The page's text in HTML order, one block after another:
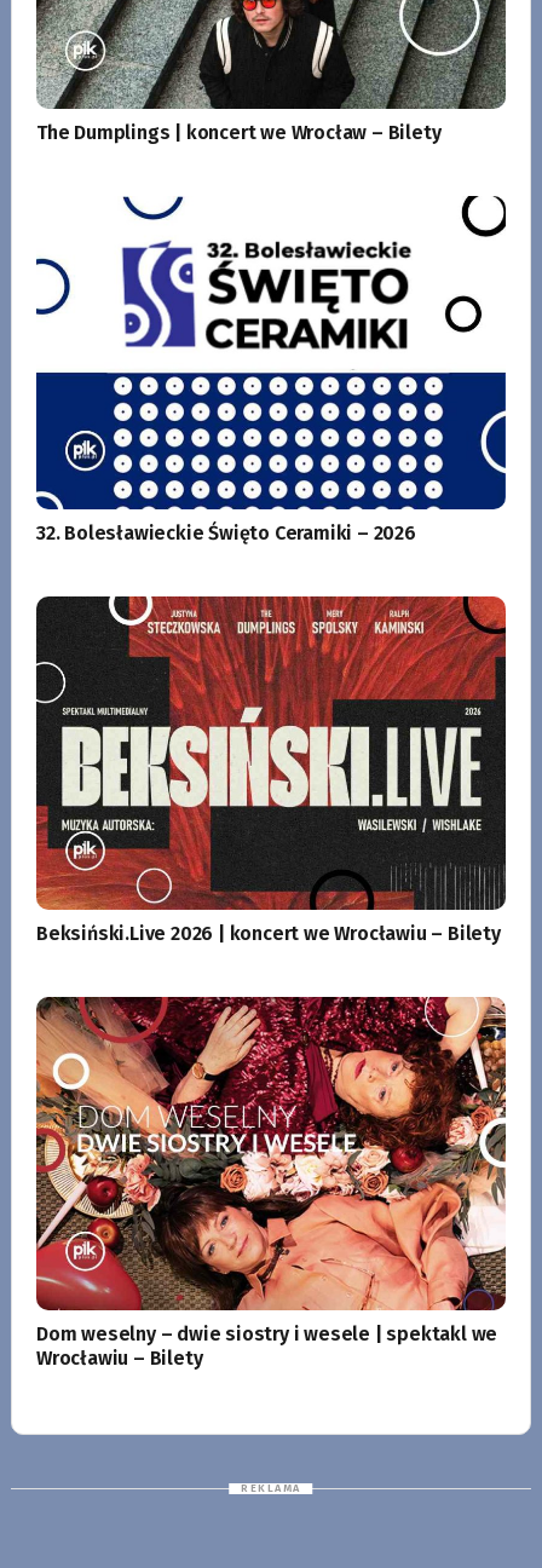
The Dumplings | koncert we Wrocław – Bilety
32. Bolesławieckie Święto Ceramiki – 2026
Beksiński.Live 2026 | koncert we Wrocławiu – Bilety
Dom weselny – dwie siostry i wesele | spektakl we
Wrocławiu – Bilety